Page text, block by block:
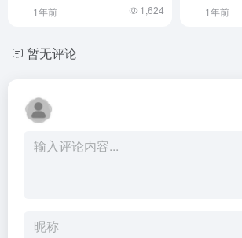
1年前 1,624 1年前
暂无评论